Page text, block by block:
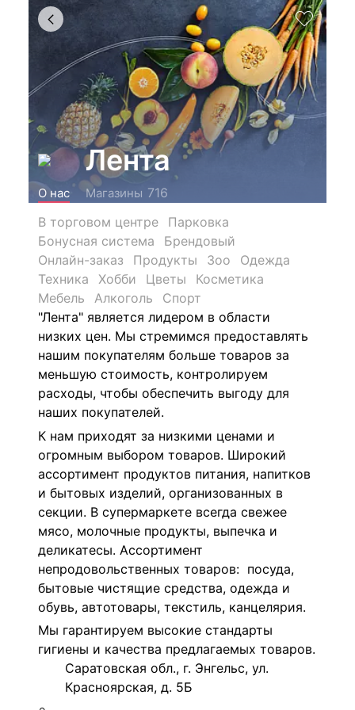
Лента
О нас Магазины 716
В торговом центре
Парковка
Бонусная система
Брендовый
Онлайн-заказ
Продукты Зоо
Одежда
Техника
Хобби Цветы
Косметика
Мебель
Алкоголь
Спорт
"Лента" является лидером в области
низких цен. Мы стремимся предоставлять
нашим покупателям больше товаров за
меньшую стоимость, контролируем
расходы, чтобы обеспечить выгоду для
наших покупателей.
К нам приходят за низкими ценами и
огромным выбором товаров. Широкий
ассортимент продуктов питания, напитков
и бытовых изделий, организованных в
секции. В супермаркете всегда свежее
мясо, молочные продукты, выпечка и
деликатесы. Ассортимент
непродовольственных товаров: посуда,
бытовые чистящие средства, одежда и
обувь, автотовары, текстиль, канцелярия.
Мы гарантируем высокие стандарты
гигиены и качества предлагаемых товаров.
Саратовская обл., г. Энгельс, ул.
Красноярская, д. 5Б